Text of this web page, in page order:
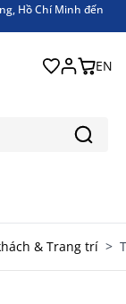
Hồ Chí Minh đến
EN
& Trang trí >